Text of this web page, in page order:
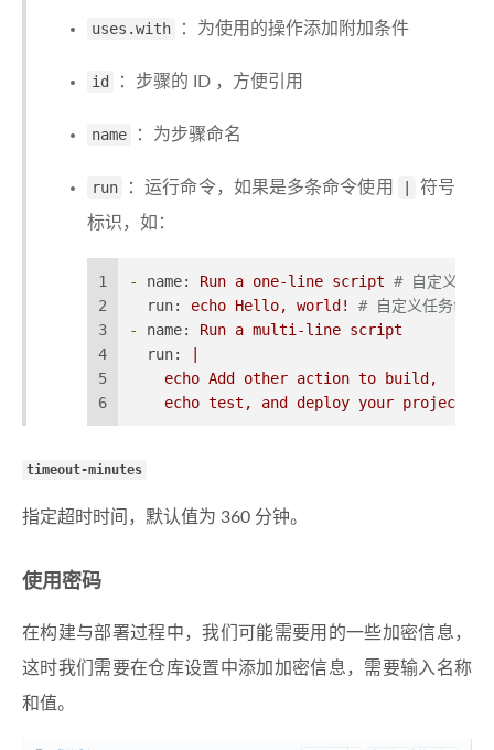
uses.with ：为使用的操作添加附加条件
id ：步骤的 ID ，方便引用
name ：为步骤命名
run ：运行命令，如果是多条命令使用 |
符号
标识，如：
1
2
3
4
5
6
- name: Run a one-line script # 自定义任务
run:
echo Hello, world!
# 自定义任务命
-
name: Run a multi-line script
run:
|
    echo Add other action to build,
    echo test, and deploy your project.
timeout-minutes
指定超时时间，默认值为 360 分钟。
使用密码
在构建与部署过程中，我们可能需要用的一些加密信息，
这时我们需要在仓库设置中添加加密信息，需要输入名称
和值。